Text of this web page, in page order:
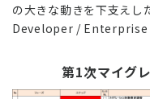
の大きな動きを下支え
Developer / Enterprise
第1次マイグ